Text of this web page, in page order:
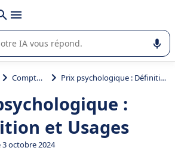
avec
dans l'utilisation ou la sélection de
Comptabilité Prix psychologique : Définition et Usages
:
et Usages
3 octobre 2024